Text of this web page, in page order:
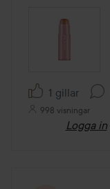
1 gillar
998 visningar
Logga in